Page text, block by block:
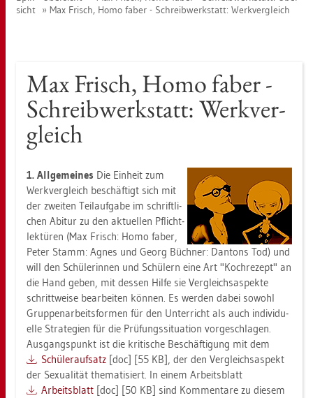
sicht
Max Frisch, Homo faber - Schreib­werk­statt: Werk­ver­gleich
Max Frisch, Homo faber -
Schreib­werk­statt: Werk­ver­
gleich
1. All­ge­mei­nes Die Ein­heit zum
Werk­ver­gleich be­schäf­tigt sich mit
der zwei­ten Teil­auf­ga­be im schrift­li­
chen Ab­itur zu den ak­tu­el­len Pflicht­
lek­tü­ren (Max Frisch: Homo faber,
Peter Stamm: Agnes und Georg Büch­ner: Dan­tons Tod) und
will den Schü­le­rin­nen und Schü­lern eine Art "Koch­re­zept" an
die Hand geben, mit des­sen Hilfe sie Ver­gleich­s­as­pek­te
schritt­wei­se be­ar­bei­ten kön­nen. Es wer­den dabei so­wohl
Grup­pen­ar­beits­for­men für den Un­ter­richt als auch in­di­vi­du­
el­le Stra­te­gi­en für die Prü­fungs­si­tua­ti­on vor­ge­schla­gen.
Aus­gangs­punkt ist die kri­ti­sche Be­schäf­ti­gung mit dem
Schü­ler­auf­satz [doc] [55 KB], der den Ver­gleich­s­as­pekt
der Se­xua­li­tät the­ma­ti­siert. In einem Ar­beits­blatt
Ar­beits­blatt [doc] [50 KB] sind Kom­men­ta­re zu die­sem